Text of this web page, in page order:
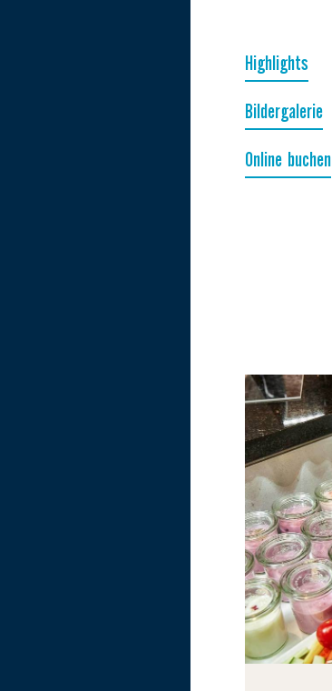
Highlights
Bildergalerie
Online buchen